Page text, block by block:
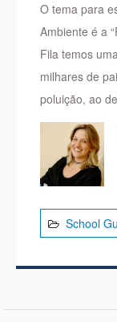
O tema para
Ambiente é a
Fila temos
milhares de
poluição, ao
School